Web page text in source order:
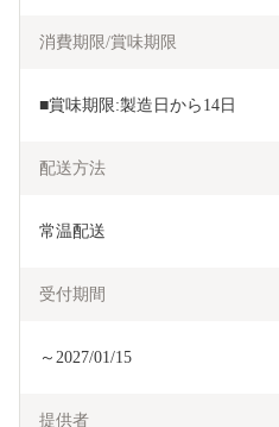
消費期限/賞味期限
■賞味期限:製造日から14日
配送方法
常温配送
受付期間
～2027/01/15
提供者